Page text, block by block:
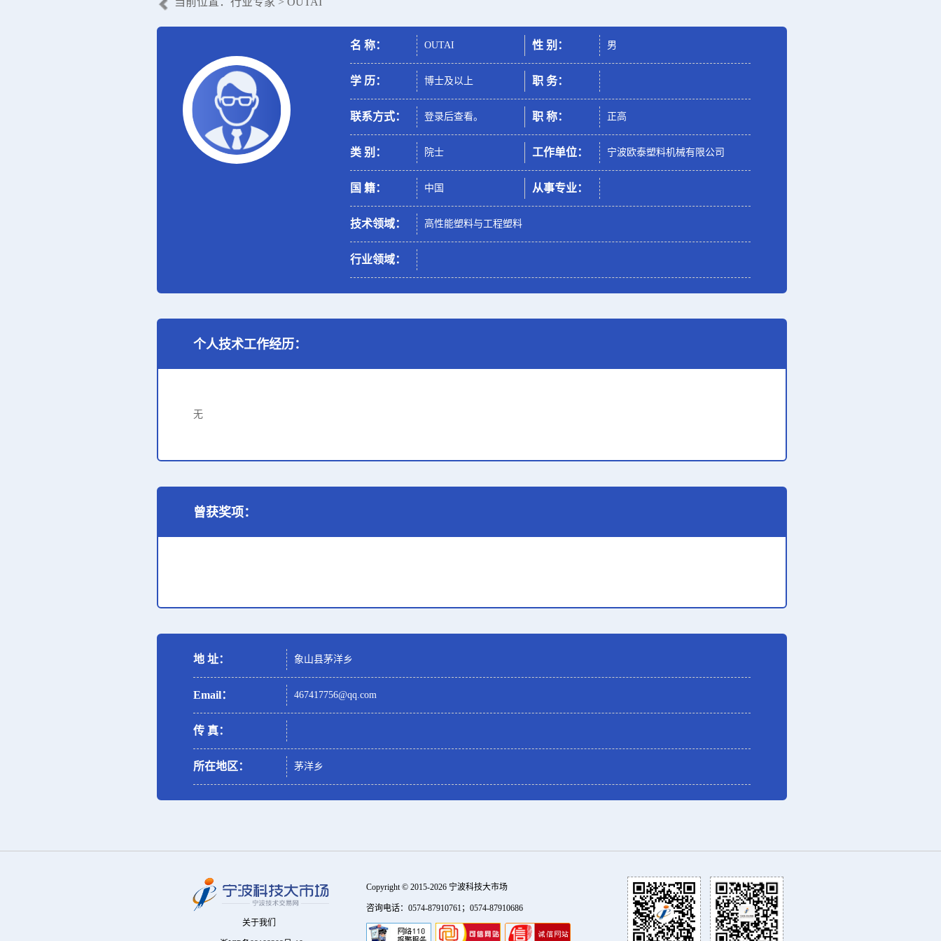
名 称： OUTAI 性 别： 男
学 历： 博士及以上 职 务：
联系方式： 登录后查看。 职 称： 正高
类 别： 院士 工作单位： 宁波欧泰塑料机械有限公司
国 籍： 中国 从事专业：
技术领域： 高性能塑料与工程塑料
行业领域：
个人技术工作经历：
无
曾获奖项：
地 址： 象山县茅洋乡
Email： 467417756@qq.com
传 真：
所在地区： 茅洋乡
关于我们
Copyright © 2015-2026 宁波科技大市场
咨询电话：0574-87910761；0574-87910686